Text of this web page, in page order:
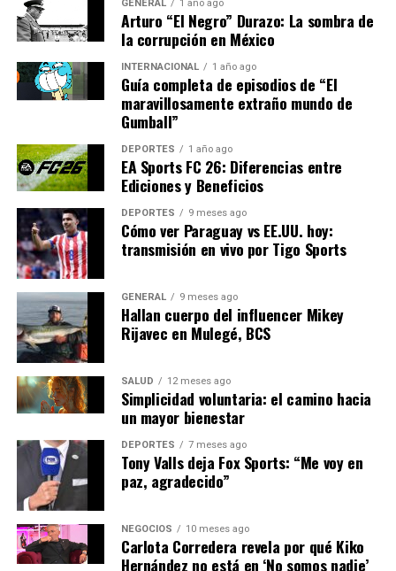
familia Iglesias Temích, sino que también pone de
relieve las preocupaciones sobre la seguridad y la
responsabilidad en proyectos de infraestructura pública.
Este caso podría tener implicaciones significativas para
futuras investigaciones sobre la gestión y supervisión de
obras públicas en México.
Mientras tanto, el proceso legal avanza y la familia,
junto con sus abogados, se prepara para enfrentar un
largo camino hacia la reparación de los daños. Las
autoridades deberán responder a las acusaciones y
trabajar para garantizar que no se repitan tragedias
similares en el futuro.
NOTICIAS RELACIONADAS:
SIGUIENTE
Crisis Energética en Europa: Desafíos y Soluciones a
Largo Plazo
ANTERIOR
Aumento de la Inflación en España: Impacto y
Perspectivas
Nuestro equipo editorial no solo informa las noticias: las vive.
GENERAL 1 año ago
Arturo “El Negro” Durazo: La sombra de
la corrupción en México
INTERNACIONAL 1 año ago
Guía completa de episodios de “El
maravillosamente extraño mundo de
Gumball”
DEPORTES 1 año ago
EA Sports FC 26: Diferencias entre
Ediciones y Beneficios
DEPORTES 9 meses ago
Cómo ver Paraguay vs EE.UU. hoy:
transmisión en vivo por Tigo Sports
GENERAL 9 meses ago
Hallan cuerpo del influencer Mikey
Rijavec en Mulegé, BCS
SALUD 12 meses ago
Simplicidad voluntaria: el camino hacia
un mayor bienestar
DEPORTES 7 meses ago
Tony Valls deja Fox Sports: “Me voy en
paz, agradecido”
NEGOCIOS 10 meses ago
Carlota Corredera revela por qué Kiko
Hernández no está en ‘No somos nadie’